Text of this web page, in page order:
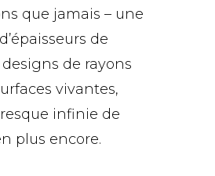
que jamais – une
de
de rayons
vivantes,
infinie de
plus encore.